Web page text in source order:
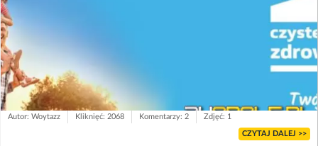
Autor: Woytazz Kliknięć: 2068 Komentarzy: 2 Zdjęć: 1
CZYTAJ DALEJ >>